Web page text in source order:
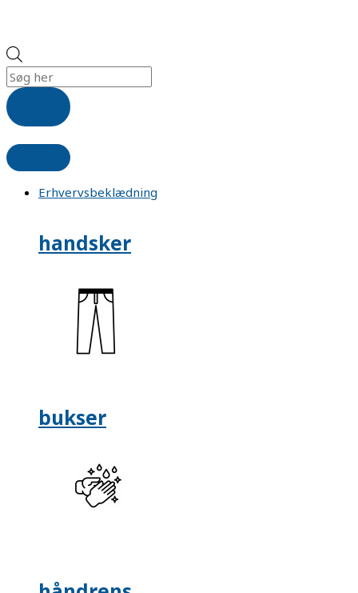
Erhvervsbeklædning
handsker
bukser